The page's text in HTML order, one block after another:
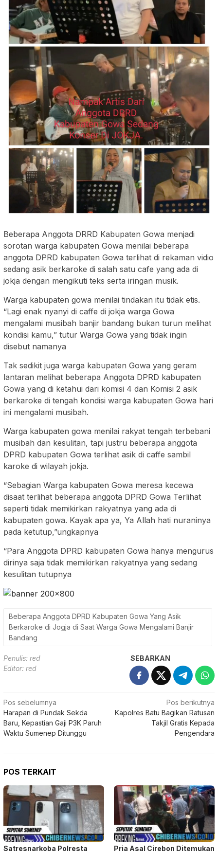
Beberapa Anggota DRRD Kabupaten Gowa menjadi
sorotan warga kabupaten Gowa menilai beberapa
anggota DPRD kabupaten Gowa terlihat di rekaman vidio
sedang asik berkaroke di salah satu cafe yang ada di
jokja dengan mengikuti teks serta iringan musik.
Warga kabupaten gowa menilai tindakan itu tidak etis.
“Lagi enak nyanyi di caffe di jokja warga Gowa
mengalami musibah banjir bandang bukan turun melihat
kondisi kamu,” tutur Warga Gowa yang tidak ingin
disebut namanya
Tak sedikit juga warga kabupaten Gowa yang geram
lantaran melihat beberapa Anggota DPRD kabupaten
Gowa yang di ketahui dari komisi 4 dan Komisi 2 asik
berkaroke di tengah kondisi warga kabupaten Gowa hari
ini mengalami musibah.
Warga kabupaten gowa menilai rakyat tengah terbebani
musibah dan kesulitan, tapi justru beberapa anggota
DPRD kabupaten Gowa terlihat asik di caffe sambil
karoke di wilayah jokja.
“Sebagian Warga kabupaten Gowa meresa kecewa
disaat terlihat beberapa anggota DPRD Gowa Terlihat
seperti tidak memikirkan rakyatnya yang ada di
kabupaten gowa. Kayak apa ya, Ya Allah hati nuraninya
pada ketutup,”ungkapnya
“Para Anggota DPRD kabupaten Gowa hanya mengurus
dirinya saja tidak memikirkan rakyatnya yang sedang
kesulitan tutupnya
Beberapa Anggota DPRD Kabupaten Gowa Yang Asik
Berkaroke di Jogja di Saat Warga Gowa Mengalami Banjir
Bandang
Penulis: red
Editor: red
SEBARKAN
Navigasi
pos
Pos sebelumnya
Harapan di Pundak Sekda
Baru, Kepastian Gaji P3K Paruh
Waktu Sumenep Ditunggu
Pos berikutnya
Kapolres Batu Bagikan Ratusan
Takjil Gratis Kepada
Pengendara
POS TERKAIT
Satresnarkoba Polresta Pria Asal Cirebon Ditemukan